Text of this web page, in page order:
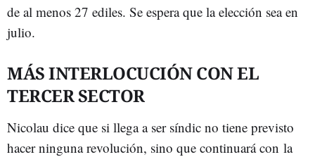
de al menos 27 ediles. Se espera que la elección sea en
julio.
MÁS INTERLOCUCIÓN CON EL
TERCER SECTOR
Nicolau dice que si llega a ser síndic no tiene previsto
hacer ninguna revolución, sino que continuará con la